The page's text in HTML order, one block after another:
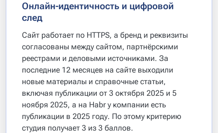
Онлайн-идентичность и цифровой
след
Сайт работает по HTTPS, а бренд и реквизиты
согласованы между сайтом, партнёрскими
реестрами и деловыми источниками. За
последние 12 месяцев на сайте выходили
новые материалы и справочные статьи,
включая публикации от 3 октября 2025 и 5
ноября 2025, а на Habr у компании есть
публикации в 2025 году. По этому критерию
студия получает 3 из 3 баллов.